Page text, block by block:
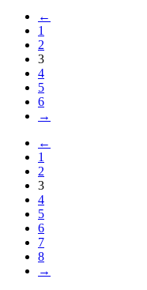
←
1
2
3
4
5
6
→
←
1
2
3
4
5
6
7
8
→